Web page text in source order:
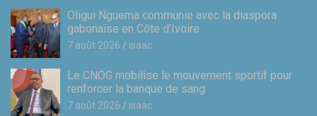
Oligui Nguema communie avec la diaspora
gabonaise en Côte d’Ivoire
7 août 2026 isaac
Le CNOG mobilise le mouvement sportif pour
renforcer la banque de sang
7 août 2026 isaac